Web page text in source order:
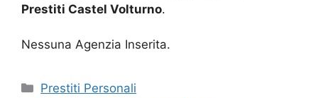
Prestiti Castel Volturno.
Nessuna Agenzia Inserita.
Categorie
Prestiti Personali